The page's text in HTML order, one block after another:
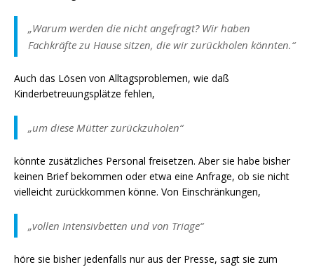
„Warum werden die nicht angefragt? Wir haben
Fachkräfte zu Hause sitzen, die wir zurückholen könnten.“
Auch das Lösen von Alltagsproblemen, wie daß
Kinderbetreuungsplätze fehlen,
„um diese Mütter zurückzuholen“
könnte zusätzliches Personal freisetzen. Aber sie habe bisher
keinen Brief bekommen oder etwa eine Anfrage, ob sie nicht
vielleicht zurückkommen könne. Von Einschränkungen,
„vollen Intensivbetten und von Triage“
höre sie bisher jedenfalls nur aus der Presse, sagt sie zum